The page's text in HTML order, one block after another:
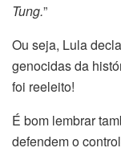
Tung.”
Ou seja, Lula
genocidas da
foi reeleito!
É bom lembrar
defendem o